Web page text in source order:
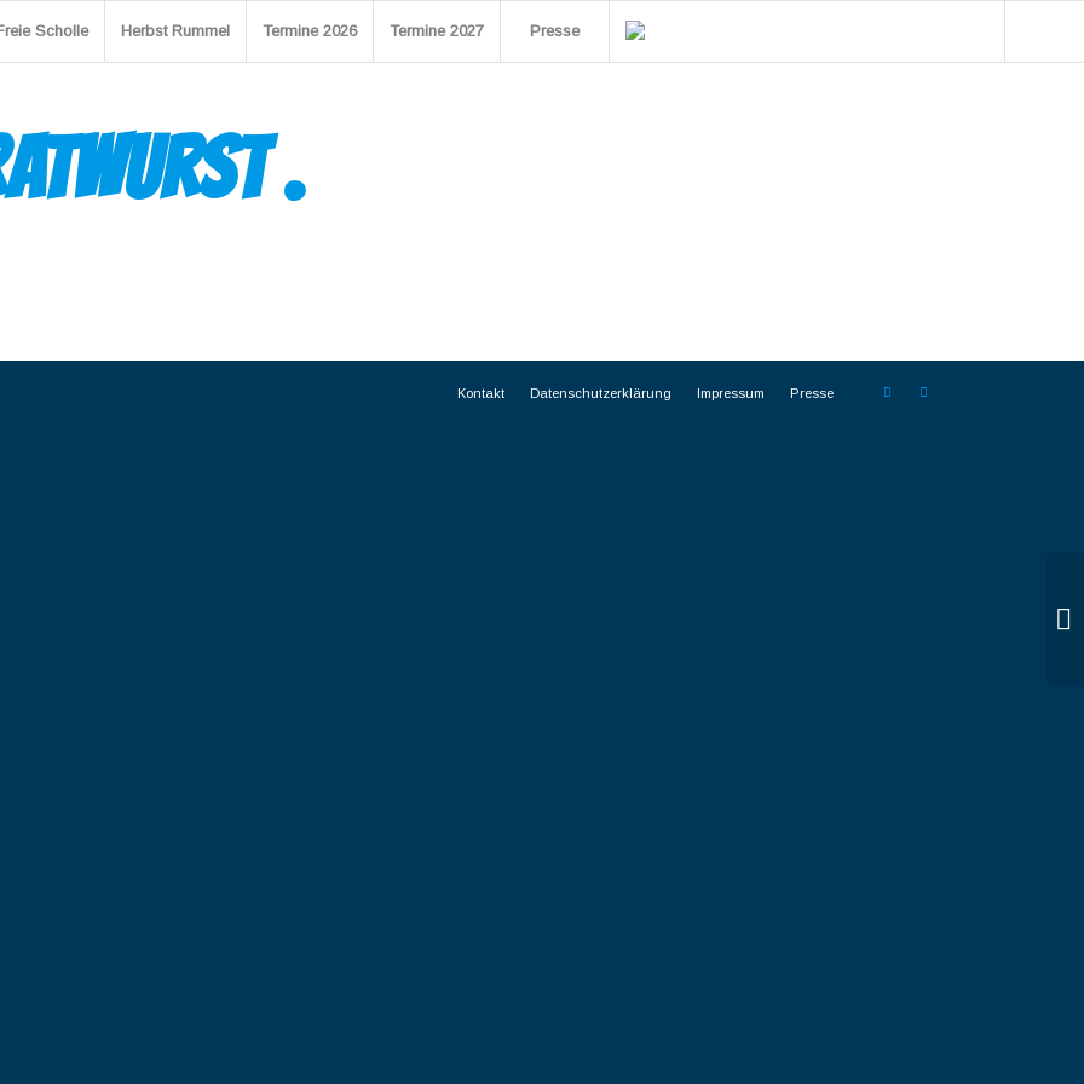
Scholle Herbst Rummel Termine 2026 Termine 2027 Presse
.
Kontakt Datenschutzerklärung Impressum Presse